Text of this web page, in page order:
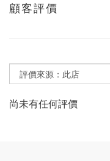
顧客評價
尚未有任何評價